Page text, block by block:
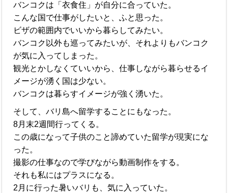
バンコクは「衣食住」が自分に合っていた。
こんな国で仕事がしたいと、ふと思った。
ビザの範囲内でいいから暮らしてみたい。
バンコク以外も巡ってみたいが、それよりもバンコク
が気に入ってしまった。
観光とかしなくていいから、仕事しながら暮らせるイ
メージが湧く国は少ない。
バンコクは暮らすイメージが強く湧いた。
そして、バリ島へ留学することにもなった。
8月末2週間行ってくる。
この歳になって子供のこと諦めていた留学が現実にな
った。
撮影の仕事なので学びながら動画制作をする。
それも私にはプラスになる。
2月に行った暑いバリも、気に入っていた。